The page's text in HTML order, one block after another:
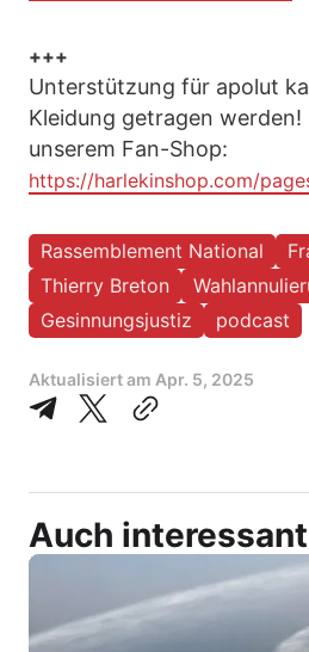
+++
Unterstützung für apolut
Kleidung getragen werden!
unserem Fan-Shop:
https://harlekinshop.com/
Rassemblement National
Thierry Breton
Gesinnungsjustiz
podcast
Aktualisiert am Apr. 5, 2025
Auch